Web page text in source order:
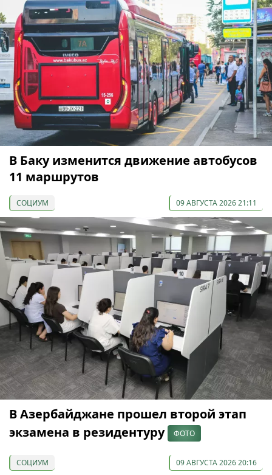
В Баку изменится движение автобусов
11 маршрутов
СОЦИУМ 09 АВГУСТА 2026 21:11
В Азербайджане прошел второй этап
экзамена в резидентуру
ФОТО
СОЦИУМ 09 АВГУСТА 2026 20:16